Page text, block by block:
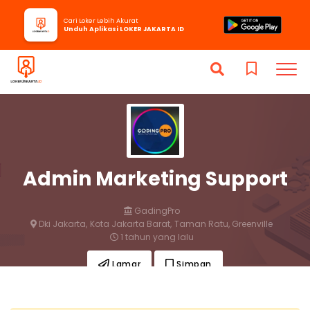
Admin Marketing Support
GadingPro
Dki Jakarta, Kota Jakarta Barat, Taman Ratu, Greenville
1 tahun yang lalu
Lamar Simpan
Cari Loker Lebih Akurat
Unduh Aplikasi LOKER JAKARTA ID